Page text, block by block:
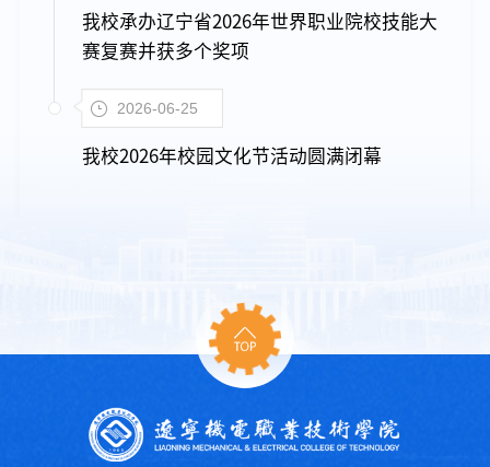
我校承办辽宁省2026年世界职业院校技能大
赛复赛并获多个奖项
2026-06-25
我校2026年校园文化节活动圆满闭幕